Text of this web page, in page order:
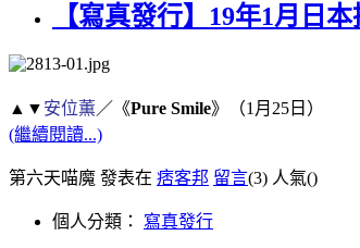
【寫真發行】19年1月日
▲▼ 安位薫／《Pure Smile》（1月25日）
(繼續閱讀...)
第六天喵魔 發表在 痞客邦 留言(3) 人氣()
個人分類： 寫真發行